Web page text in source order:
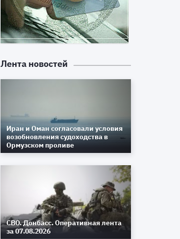
Лента новостей
Иран и Оман согласовали условия
возобновления судоходства в
Ормузском проливе
СВО. Донбасс. Оперативная лента
за 07.08.2026